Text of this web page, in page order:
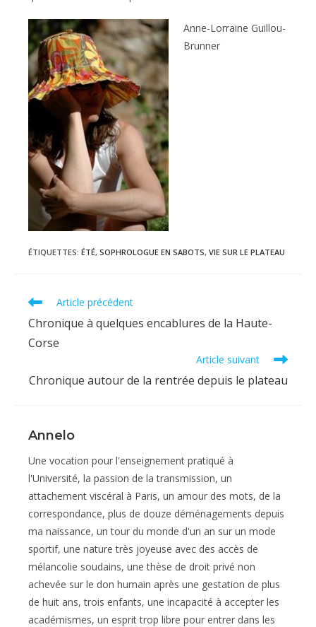
Anne-Lorraine Guillou-
Brunner
ÉTIQUETTES: ÉTÉ, SOPHROLOGUE EN SABOTS, VIE SUR LE PLATEAU
Read
articles
Article précédent
Chronique à quelques encablures de la Haute-
Corse
Article suivant
Chronique autour de la rentrée depuis le plateau
Annelo
Une vocation pour l'enseignement pratiqué à
l'Université, la passion de la transmission, un
attachement viscéral à Paris, un amour des mots, de la
correspondance, plus de douze déménagements depuis
ma naissance, un tour du monde d'un an sur un mode
sportif, une nature très joyeuse avec des accès de
mélancolie soudains, une thèse de droit privé non
achevée sur le don humain après une gestation de plus
de huit ans, trois enfants, une incapacité à accepter les
académismes, un esprit trop libre pour entrer dans les